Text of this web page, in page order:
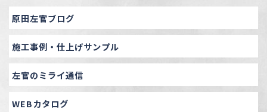
原田左官ブログ
施工事例・仕上げサンプル
左官のミライ通信
WEBカタログ